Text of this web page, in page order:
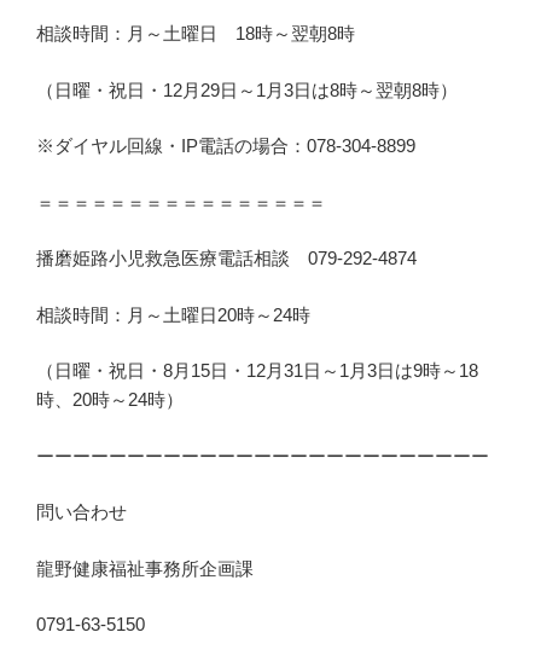
相談時間：月～土曜日 18時～翌朝8時
（日曜・祝日・12月29日～1月3日は8時～翌朝8時）
※ダイヤル回線・IP電話の場合：078-304-8899
＝＝＝＝＝＝＝＝＝＝＝＝＝＝＝＝
播磨姫路小児救急医療電話相談 079-292-4874
相談時間：月～土曜日20時～24時
（日曜・祝日・8月15日・12月31日～1月3日は9時～18
時、20時～24時）
ーーーーーーーーーーーーーーーーーーーーーーーーー
問い合わせ
龍野健康福祉事務所企画課
0791-63-5150